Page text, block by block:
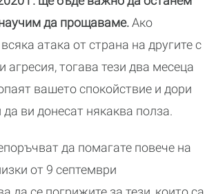
да прощаваме.Ако
атака от страна на другите с
тогава тези два месеца
вашето спокойствие и дори
да ви донесат някаква полза.
да помагате повече на
от 9 септември